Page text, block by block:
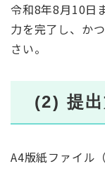
令和8年8月10日
力を完了し、か
さい。
(2) 提
A4版紙ファイル